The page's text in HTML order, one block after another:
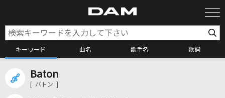
キーワード 曲名 歌手名 歌詞
Baton
[ バトン ]